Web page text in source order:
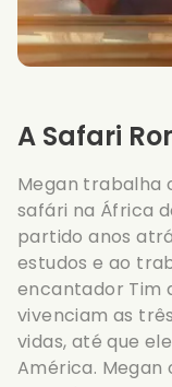
A Safari
Megan trabalha
safári na África
partido anos
estudos e ao
encantador Tim
vivenciam as
vidas, até que
América. Megan